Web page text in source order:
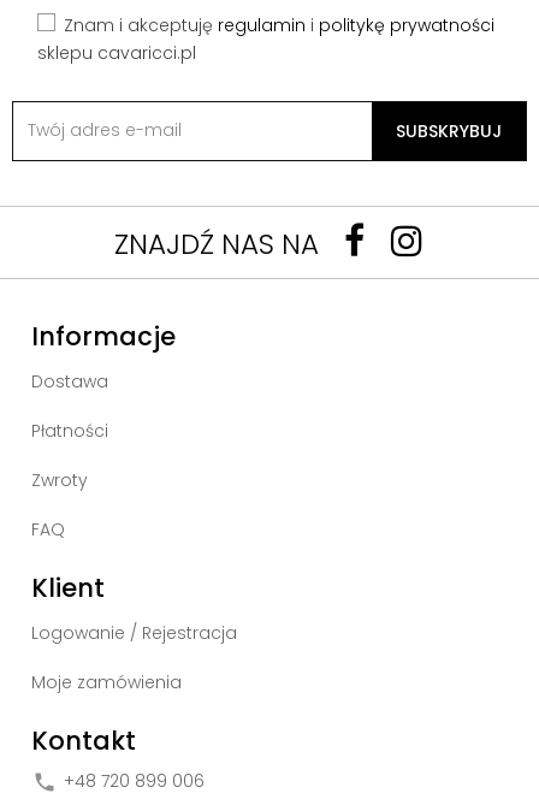
Znam i akceptuję regulamin i politykę prywatności
sklepu cavaricci.pl
SUBSKRYBUJ
ZNAJDŹ NAS NA
Informacje
Dostawa
Płatności
Zwroty
FAQ
Klient
Logowanie / Rejestracja
Moje zamówienia
Kontakt
 +48 720 899 006